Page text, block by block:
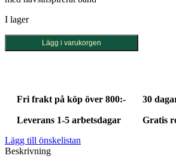
I lager
Nyckelring
Lägg i varukorgen
Fri frakt på köp över 800:- 30
Leverans 1-5 arbetsdagar
Gratis
Lägg till önskelistan
Beskrivning